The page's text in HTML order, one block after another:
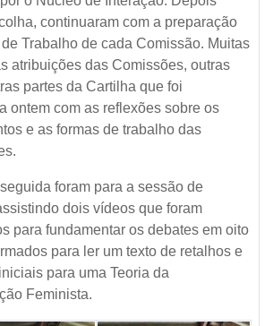
continuaram com a preparação
Trabalho de cada Comissão. Muitas
atribuições das Comissões, outras
partes da Cartilha que foi
ontem com as reflexões sobre os
e as formas de trabalho das
foram para a sessão de
dois vídeos que foram
para fundamentar os debates em oito
para ler um texto de retalhos e
para uma Teoria da
Feminista.